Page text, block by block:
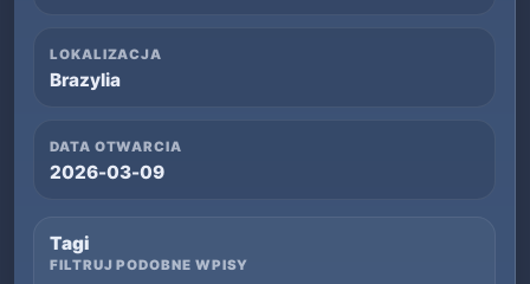
LOKALIZACJA
Brazylia
DATA OTWARCIA
2026-03-09
Tagi
FILTRUJ PODOBNE WPISY